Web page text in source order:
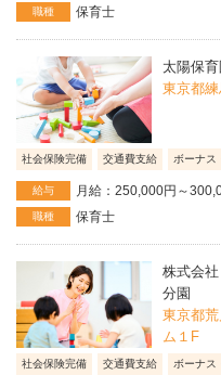
職種 保育士
太陽保
東京都
社会保険完備 交通費支給 ボーナス
給与 月給：250,000円～
職種 保育士
株式会
分園
東京都
ム１F
社会保険完備 交通費支給 ボーナス